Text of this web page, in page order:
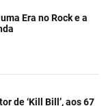
Era no Rock e a
de ‘Kill Bill’, aos 67